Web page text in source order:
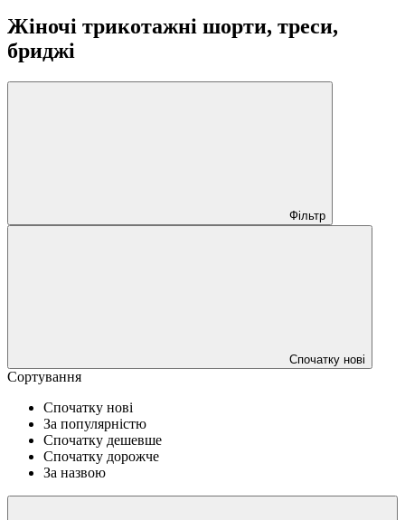
Жіночі трикотажні шорти, треси,
бриджі
Фільтр
Спочатку нові
Сортування
Спочатку нові
За популярністю
Спочатку дешевше
Спочатку дорожче
За назвою